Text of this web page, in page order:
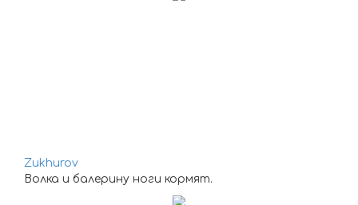
Zukhurov
Волка и балерину ноги кормят.